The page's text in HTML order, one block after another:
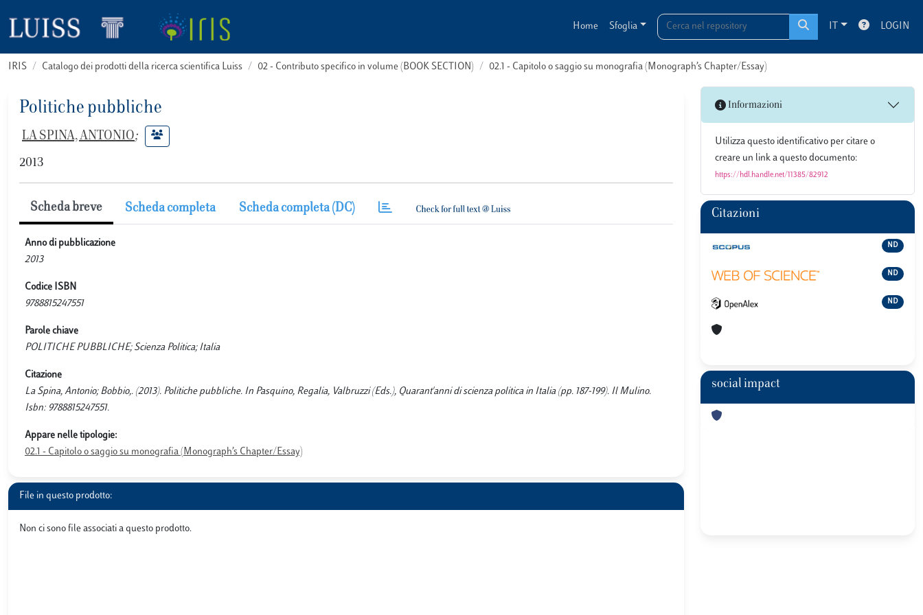
Home Sfoglia IT LOGIN
IRIS Catalogo dei prodotti della ricerca scientifica Luiss 02 - Contributo specifico in volume (BOOK SECTION) 02.1 - Capitolo o saggio su monografia (Monograph’s Chapter/Essay)
Politiche pubbliche
LA SPINA, ANTONIO;
2013
Scheda breve Scheda completa Scheda completa (DC)
Anno di pubblicazione
2013
Codice ISBN
9788815247551
Parole chiave
POLITICHE PUBBLICHE; Scienza Politica; Italia
Citazione
La Spina, Antonio; Bobbio,. (2013). Politiche pubbliche. In Pasquino, Regalia, Valbruzzi (Eds.), Quarant'anni di scienza politica in Italia (pp. 187-199). Il Mulino.
Isbn: 9788815247551.
Appare nelle tipologie:
02.1 - Capitolo o saggio su monografia (Monograph’s Chapter/Essay)
File in questo prodotto:
Non ci sono file associati a questo prodotto.
Informazioni
Utilizza questo identificativo per citare o
creare un link a questo documento:
https://hdl.handle.net/11385/82912
Citazioni
ND
ND
ND
social impact